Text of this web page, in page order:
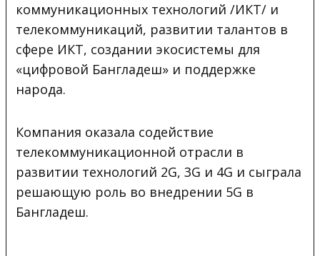
коммуникационных технологий /ИКТ/ и
телекоммуникаций, развитии талантов в
сфере ИКТ, создании экосистемы для
«цифровой Бангладеш» и поддержке
народа.
Компания оказала содействие
телекоммуникационной отрасли в
развитии технологий 2G, 3G и 4G и сыграла
решающую роль во внедрении 5G в
Бангладеш.